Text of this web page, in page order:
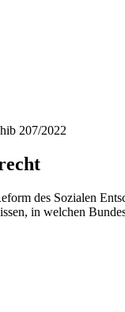
207/2022
des Sozialen
in welchen